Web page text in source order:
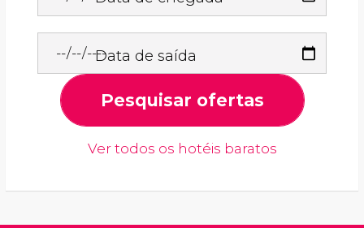
Data de saída
Pesquisar ofertas
Ver todos os hotéis baratos